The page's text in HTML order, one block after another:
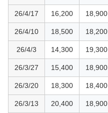
26/4/17 16,200 18,900
26/4/10 18,500 18,200
26/4/3 14,300 19,300
26/3/27 15,400 18,900
26/3/20 18,300 18,400
26/3/13 20,400 18,900